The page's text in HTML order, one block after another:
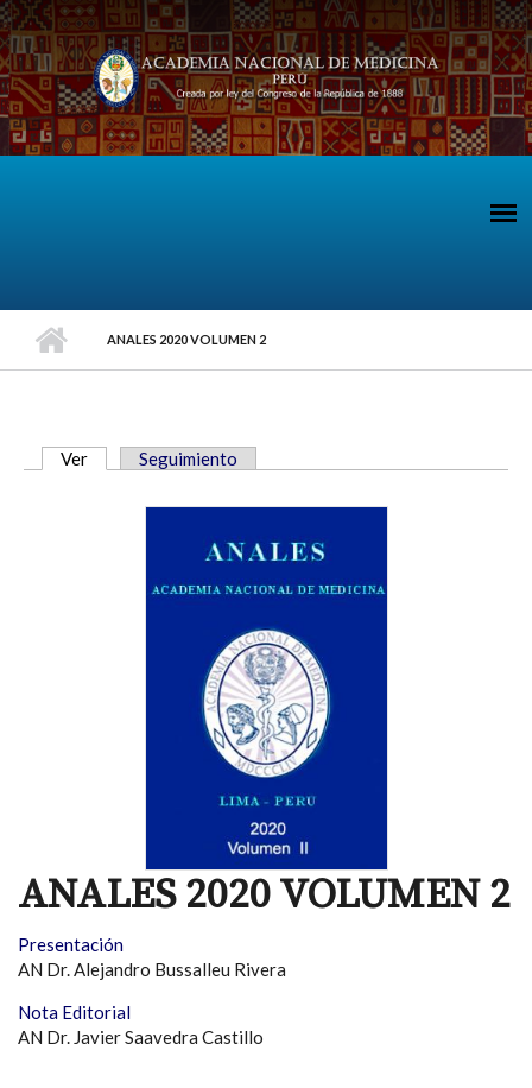
Pasar al contenido principal
ANALES 2020 VOLUMEN 2
Ver (solapa activa)
Seguimiento
ANALES 2020 VOLUMEN 2
Presentación
AN Dr. Alejandro Bussalleu Rivera
Nota Editorial
AN Dr. Javier Saavedra Castillo